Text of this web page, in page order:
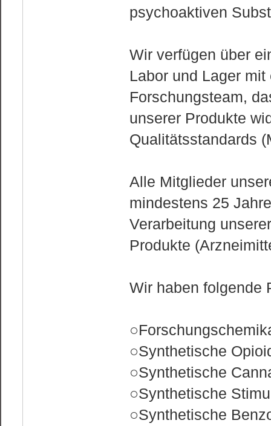
psychoaktiven
Wir verfügen über
Labor und Lager
Forschungsteam,
unserer Produkte
Qualitätsstandards
Alle Mitglieder
mindestens 25
Verarbeitung
Produkte
Wir haben folgende
○Synthetische
○Synthetische
○Synthetische
○Synthetische